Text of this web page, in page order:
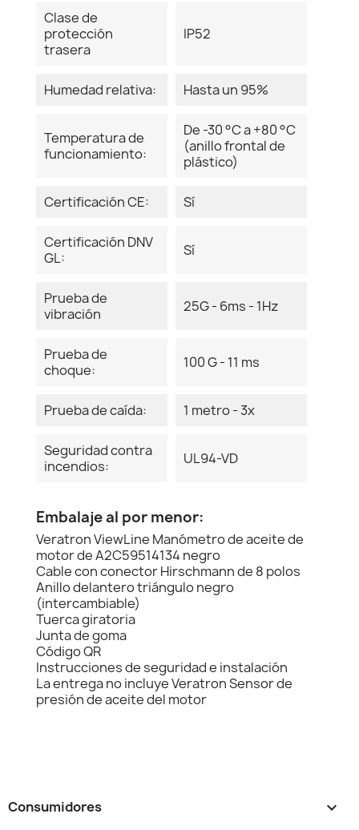
Clase de
protección
trasera
IP52
Humedad relativa: Hasta un 95%
Temperatura de
funcionamiento:
De -30 °C a +80 °C
(anillo frontal de
plástico)
Certificación CE: Sí
Certificación DNV
GL:
Sí
Prueba de
vibración
25G - 6ms - 1Hz
Prueba de
choque:
100 G - 11 ms
Prueba de caída: 1 metro - 3x
Seguridad contra
incendios:
UL94-VD
Embalaje al por menor:
Veratron ViewLine Manómetro de aceite de
motor de A2C59514134 negro
Cable con conector Hirschmann de 8 polos
Anillo delantero triángulo negro
(intercambiable)
Tuerca giratoria
Junta de goma
Código QR
Instrucciones de seguridad e instalación
La entrega no incluye Veratron Sensor de
presión de aceite del motor
Consumidores 